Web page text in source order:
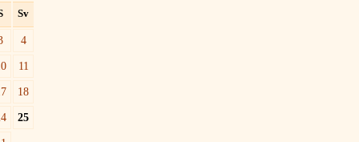
Sv
4
11
18
25